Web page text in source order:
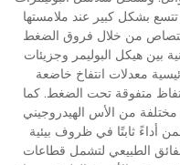
بشكل كبير عند ملامستها
من خلال فروق الضغط
بين هيكل البوليمر وجزيئات
معدلات انتفاخ خاضعة
متفوقة تحت الضغط. كما
مختلفة من الأس الهيدروجيني
أداءً ثابتًا في ظروف بيئية
الطبيعي لتشمل قطاعات